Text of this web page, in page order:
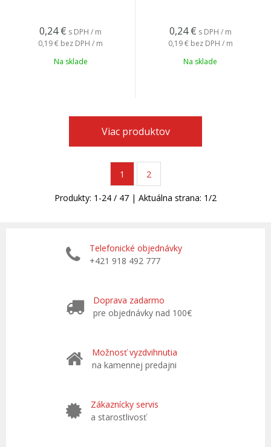
0,24 € s DPH / m
0,19 € bez DPH / m
Na sklade
0,24 € s DPH / m
0,19 € bez DPH / m
Na sklade
Viac produktov
1 2
Produkty: 1 -24 / 47 | Aktuálna strana: 1/2
Telefonické objednávky
+421 918 492 777
Doprava zadarmo
pre objednávky nad 100€
Možnosť vyzdvihnutia
na kamennej predajni
Zákaznícky servis
a starostlivosť